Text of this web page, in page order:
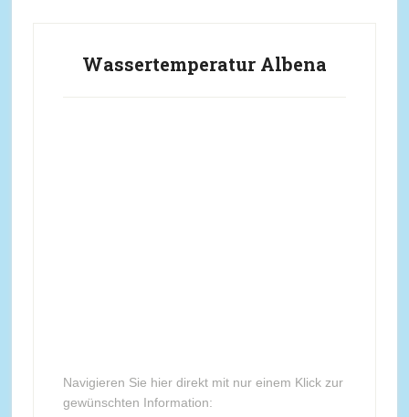
Wassertemperatur Albena
Navigieren Sie hier direkt mit nur einem Klick zur
gewünschten Information: